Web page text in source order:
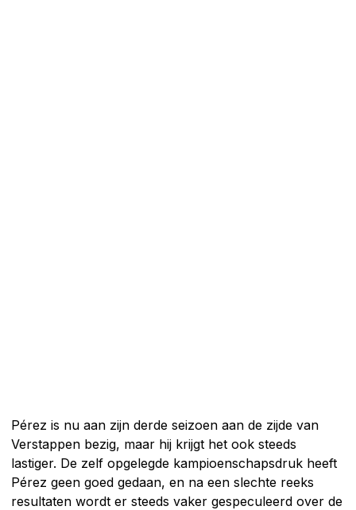
Pérez is nu aan zijn derde seizoen aan de zijde van
Verstappen bezig, maar hij krijgt het ook steeds
lastiger. De zelf opgelegde kampioenschapsdruk heeft
Pérez geen goed gedaan, en na een slechte reeks
resultaten wordt er steeds vaker gespeculeerd over de